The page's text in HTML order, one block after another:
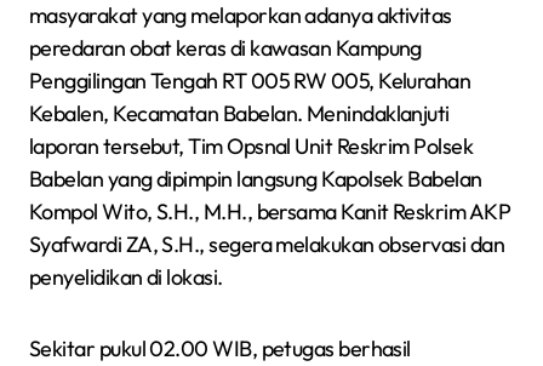
masyarakat yang melaporkan adanya aktivitas
peredaran obat keras di kawasan Kampung
Penggilingan Tengah RT 005 RW 005, Kelurahan
Kebalen, Kecamatan Babelan. Menindaklanjuti
laporan tersebut, Tim Opsnal Unit Reskrim Polsek
Babelan yang dipimpin langsung Kapolsek Babelan
Kompol Wito, S.H., M.H., bersama Kanit Reskrim AKP
Syafwardi ZA, S.H., segera melakukan observasi dan
penyelidikan di lokasi.
Sekitar pukul 02.00 WIB, petugas berhasil